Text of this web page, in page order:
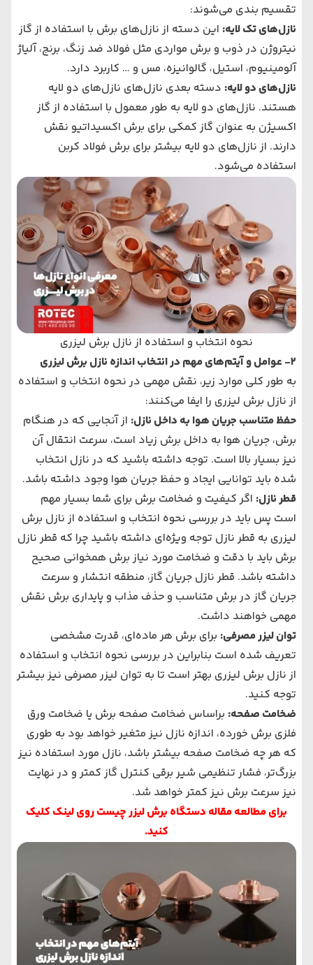
تقسیم بندی می‌شوند:
نازل‌های تک لایه: این دسته از نازل‌های برش با استفاده از گاز
نیتروژن در ذوب و برش مواردی مثل فولاد ضد زنگ، برنج، آلیاژ
آلومینیوم، استیل، گالوانیزه، مس و … کاربرد دارد.
نازل‌های دو لایه: دسته بعدی نازل‌های نازل‌های دو لایه
هستند. نازل‌های دو لایه به طور معمول با استفاده از گاز
اکسیژن به عنوان گاز کمکی برای برش اکسیداتیو نقش
دارند. از نازل‌های دو لایه بیشتر برای برش فولاد کربن
استفاده می‌شود.
نحوه انتخاب و استفاده از نازل برش لیزری
2- عوامل و آیتم‌های مهم در انتخاب اندازه نازل برش لیزری
به طور کلی موارد زیر، نقش مهمی در نحوه انتخاب و استفاده
از نازل برش لیزری را ایفا می‌کنند:
حفظ متناسب جریان هوا به داخل نازل: از آنجایی که در هنگام
برش، جریان هوا به داخل برش زیاد است، سرعت انتقال آن
نیز بسیار بالا است. توجه داشته باشید که در نازل انتخاب
شده باید توانایی ایجاد و حفظ جریان هوا وجود داشته باشد.
قطر نازل: اگر کیفیت و ضخامت برش برای شما بسیار مهم
است پس باید در بررسی نحوه انتخاب و استفاده از نازل برش
لیزری به قطر نازل توجه ویژه‌ای داشته باشید چرا که قطر نازل
برش باید با دقت و ضخامت مورد نیاز برش همخوانی صحیح
داشته باشد. قطر نازل جریان گاز، منطقه انتشار و سرعت
جریان گاز در برش متناسب و حذف مذاب و پایداری برش نقش
مهمی خواهند داشت.
توان لیزر مصرفی: برای برش هر ماده‌ای، قدرت مشخصی
تعریف شده است بنابراین در بررسی نحوه انتخاب و استفاده
از نازل برش لیزری بهتر است تا به توان لیزر مصرفی نیز بیشتر
توجه کنید.
ضخامت صفحه: براساس ضخامت صفحه برش یا ضخامت ورق
فلزی برش خورده، اندازه نازل نیز متغیر خواهد بود به طوری
که هر چه ضخامت صفحه بیشتر باشد، نازل مورد استفاده نیز
بزرگ‌تر، فشار تنظیمی شیر برقی کنترل گاز کمتر و در نهایت
نیز سرعت برش نیز کمتر خواهد شد.
برای مطالعه مقاله دستگاه برش لیزر چیست روی لینک کلیک
کنید.